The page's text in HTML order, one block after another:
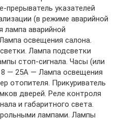
прерыватель указателей
(в режиме аварийной
лампа аварийной
освещения салона.
Лампа подсветки
стоп-сигнала. Часы (или
— 25А — Лампа освещения
отопителя. Прикуриватель
дверей. Реле контроля
и габаритного света.
лампами. Лампы